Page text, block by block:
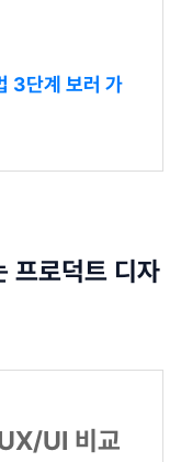
3단계 보러 가
프로덕트 디자
UI 비교